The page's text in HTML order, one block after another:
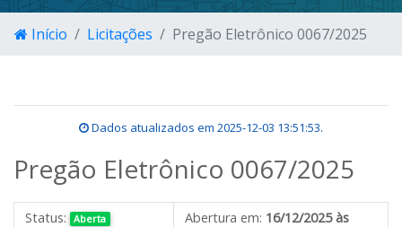
Início Licitações Pregão Eletrônico 0067/2025
Dados atualizados em 2025-12-03 13:51:53.
Pregão Eletrônico 0067/2025
Status: Aberta Abertura em: 16/12/2025 às